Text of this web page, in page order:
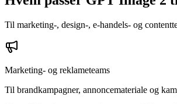
Til marketing-, design-, e-handels- og
Marketing- og reklameteams
Til brandkampagner, annoncemateriale og